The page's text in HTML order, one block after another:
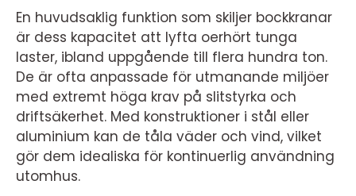
En huvudsaklig funktion som skiljer bockkranar
är dess kapacitet att lyfta oerhört tunga
laster, ibland uppgående till flera hundra ton.
De är ofta anpassade för utmanande miljöer
med extremt höga krav på slitstyrka och
driftsäkerhet. Med konstruktioner i stål eller
aluminium kan de tåla väder och vind, vilket
gör dem idealiska för kontinuerlig användning
utomhus.